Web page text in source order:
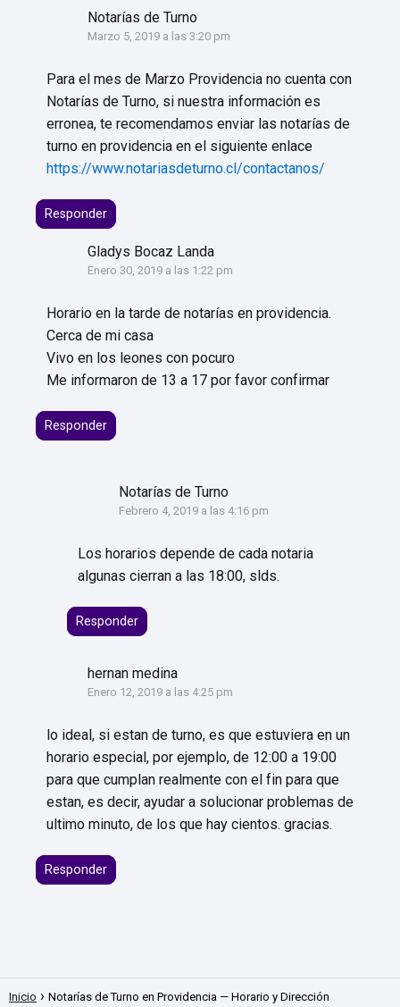
Notarías de Turno
Marzo 5, 2019 a las 3:20 pm
Para el mes de Marzo Providencia no cuenta con
Notarías de Turno, si nuestra información es
erronea, te recomendamos enviar las notarías de
turno en providencia en el siguiente enlace
https://www.notariasdeturno.cl/contactanos/
Responder
Gladys Bocaz Landa
Enero 30, 2019 a las 1:22 pm
Horario en la tarde de notarías en providencia.
Cerca de mi casa
Vivo en los leones con pocuro
Me informaron de 13 a 17 por favor confirmar
Responder
Notarías de Turno
Febrero 4, 2019 a las 4:16 pm
Los horarios depende de cada notaria
algunas cierran a las 18:00, slds.
Responder
hernan medina
Enero 12, 2019 a las 4:25 pm
lo ideal, si estan de turno, es que estuviera en un
horario especial, por ejemplo, de 12:00 a 19:00
para que cumplan realmente con el fin para que
estan, es decir, ayudar a solucionar problemas de
ultimo minuto, de los que hay cientos. gracias.
Responder
Inicio Notarías de Turno en Providencia — Horario y Dirección